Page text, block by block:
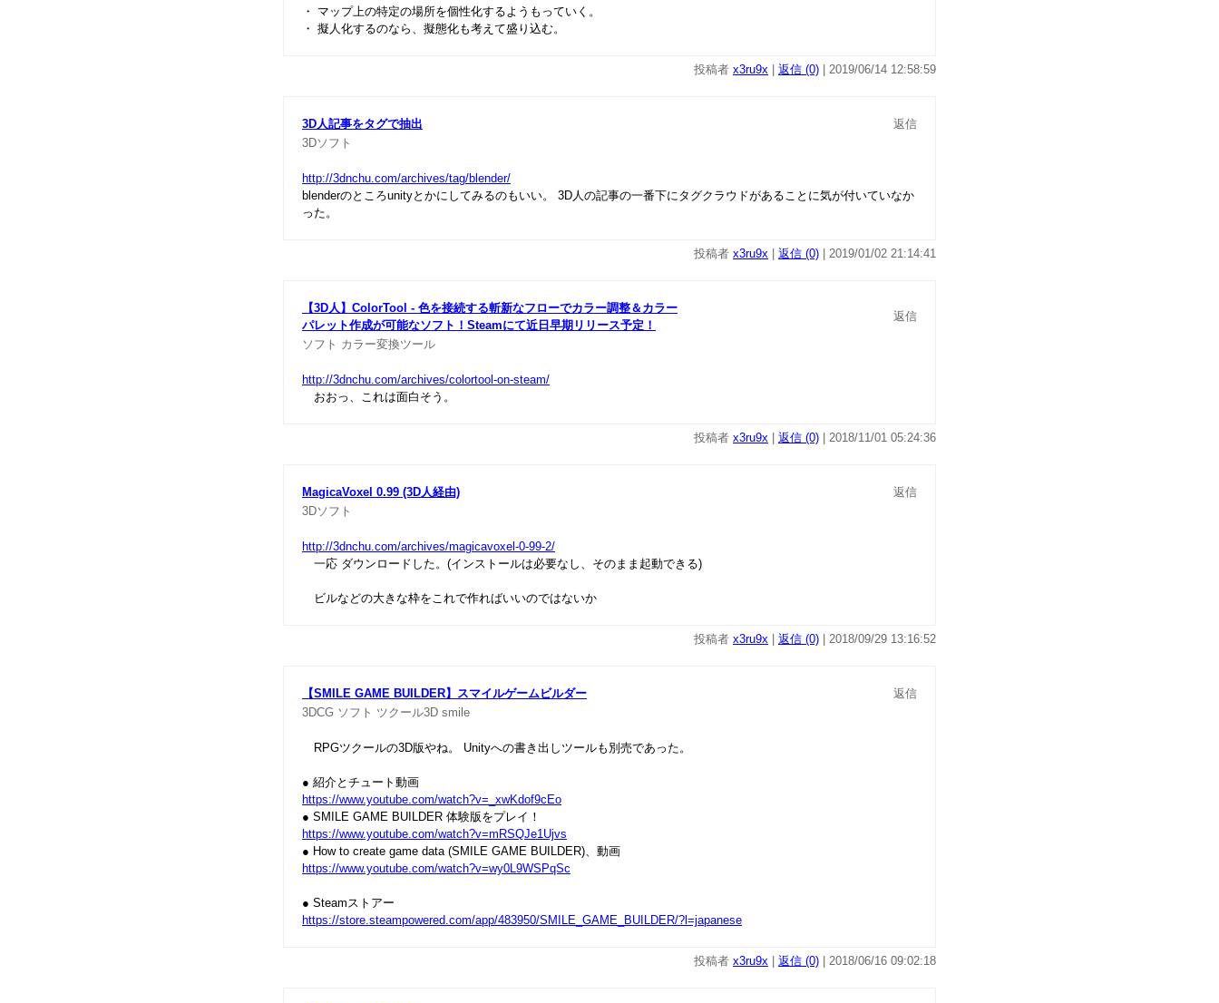
・ マップ上の特定の場所を個性化するようもっていく。
・ 擬人化するのなら、擬態化も考えて盛り込む。
投稿者 x3ru9x 返信 (0) | 2019/06/14 12:58:59
3D人記事をタグで抽出
返信
3Dソフト
http://3dnchu.com/archives/tag/blender/
blenderのところunityとかにしてみるのもいい。 3D人の記事の一番下にタグクラウドがあることに気が付いていなか
った。
投稿者 x3ru9x 返信 (0) | 2019/01/02 21:14:41
【3D人】ColorTool - 色を接続する斬新なフローでカラー調整＆カラー
パレット作成が可能なソフト！ Steamにて近日早期リリース予定！
返信
ソフト カラー変換ツール
http://3dnchu.com/archives/colortool-on-steam/
おおっ、これは面白そう。
投稿者 x3ru9x 返信 (0) | 2018/11/01 05:24:36
MagicaVoxel 0.99 (3D人経由)
返信
3Dソフト
http://3dnchu.com/archives/magicavoxel-0-99-2/
一応 ダウンロードした。(インストールは必要なし、そのまま起動できる)
ビルなどの大きな枠をこれで作ればいいのではないか
投稿者 x3ru9x 返信 (0) | 2018/09/29 13:16:52
【SMILE GAME BUILDER】スマイルゲームビルダー
返信
3DCG ソフト ツクール3D smile
RPGツクールの3D版やね。 Unityへの書き出しツールも別売であった。
● 紹介とチュート動画
https://www.youtube.com/watch?v=_xwKdof9cEo
● SMILE GAME BUILDER 体験版をプレイ！
https://www.youtube.com/watch?v=mRSQJe1Ujvs
● How to create game data (SMILE GAME BUILDER)、動画
https://www.youtube.com/watch?v=wy0L9WSPqSc
● Steamストアー
https://store.steampowered.com/app/483950/SMILE_GAME_BUILDER/?l=japanese
投稿者 x3ru9x 返信 (0) | 2018/06/16 09:02:18